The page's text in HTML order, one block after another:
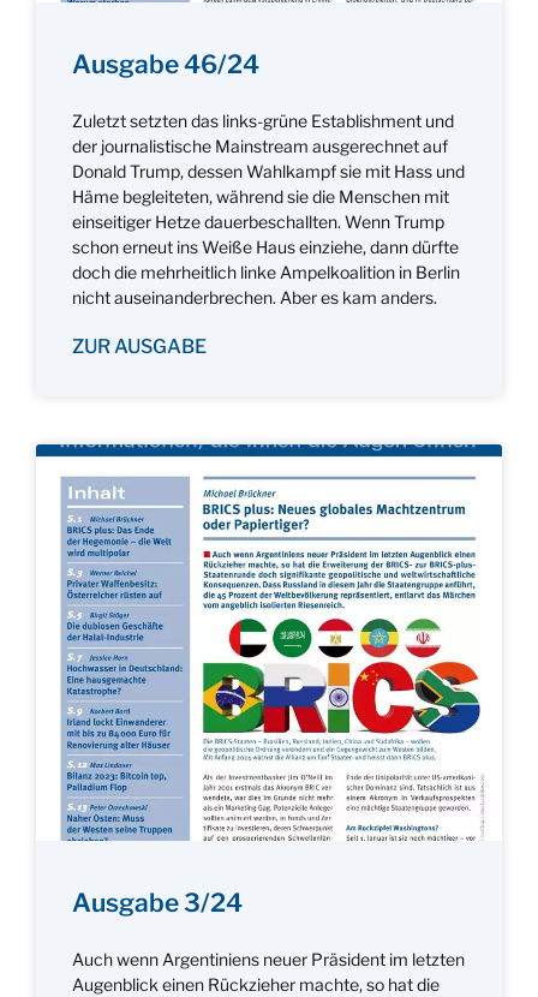
Ausgabe 46/24
Zuletzt setzten das links-grüne Establishment und
der journalistische Mainstream ausgerechnet auf
Donald Trump, dessen Wahlkampf sie mit Hass und
Häme begleiteten, während sie die Menschen mit
einseitiger Hetze dauerbeschallten. Wenn Trump
schon erneut ins Weiße Haus einziehe, dann dürfte
doch die mehrheitlich linke Ampelkoalition in Berlin
nicht auseinanderbrechen. Aber es kam anders.
ZUR AUSGABE
Ausgabe 3/24
Auch wenn Argentiniens neuer Präsident im letzten
Augenblick einen Rückzieher machte, so hat die